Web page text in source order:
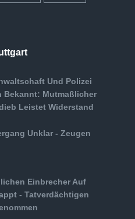
Und Polizei
Bekannt: Mutmaßlicher
Leistet Widerstand
Unklar - Zeugen
Einbrecher Auf
- Tatverdächtigen